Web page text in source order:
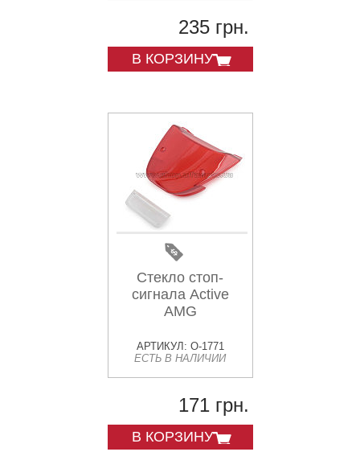
235 грн.
В КОРЗИНУ
Стекло стоп-
сигнала Active
AMG
АРТИКУЛ: O-1771
ЕСТЬ В НАЛИЧИИ
171 грн.
В КОРЗИНУ